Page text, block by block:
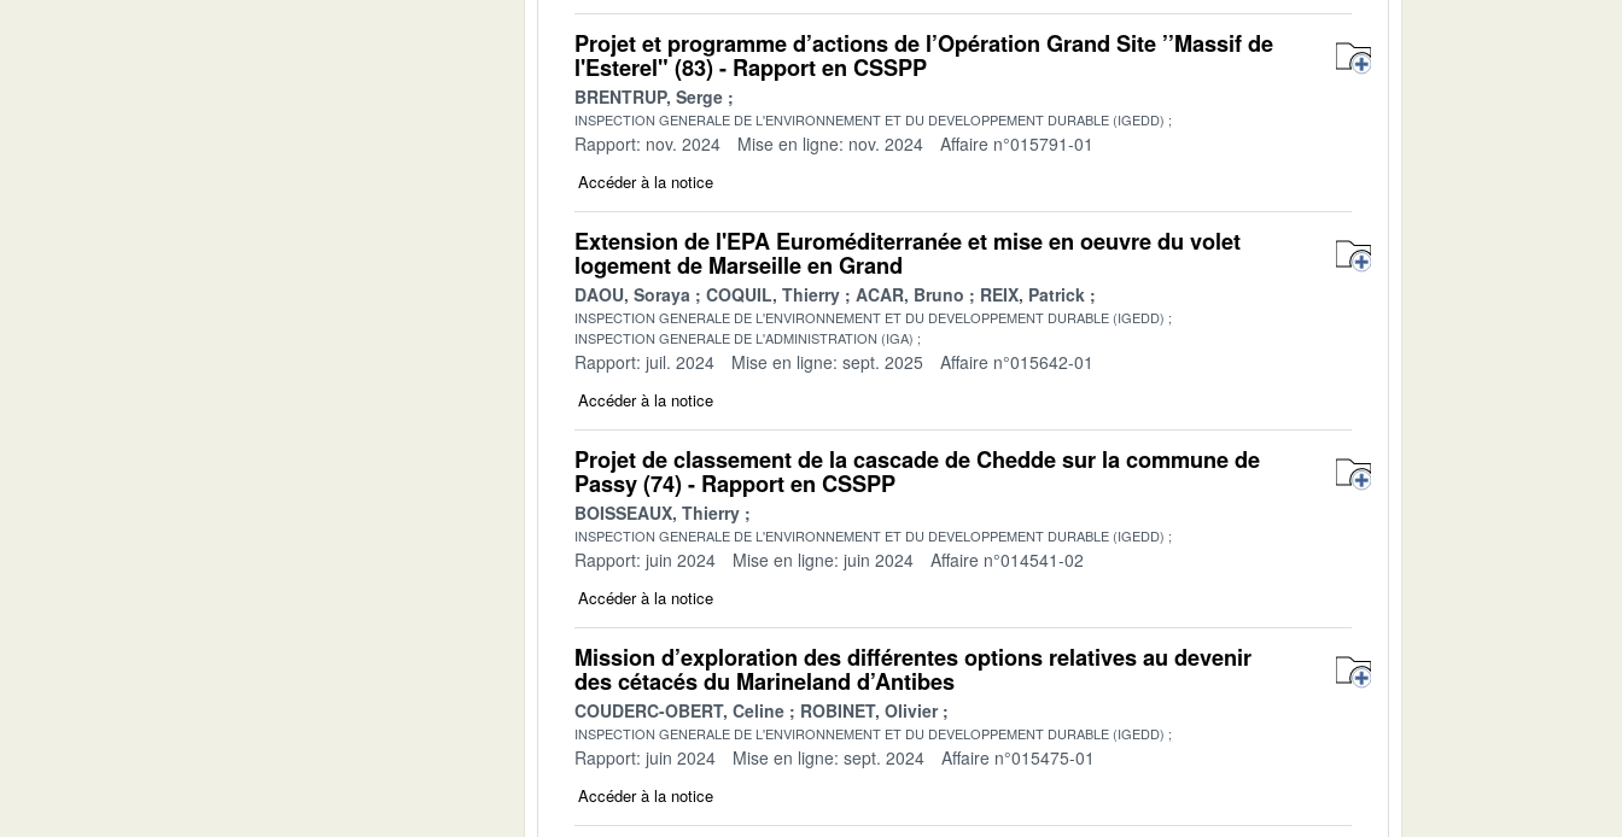
Projet et programme d’actions de l’Opération Grand Site ’’Massif de
l'Esterel" (83) - Rapport en CSSPP
BRENTRUP, Serge
INSPECTION GENERALE DE L'ENVIRONNEMENT ET DU DEVELOPPEMENT DURABLE (IGEDD)
Rapport: nov. 2024 Mise en ligne: nov. 2024 Affaire n°015791-01
Accéder à la notice
Extension de l'EPA Euroméditerranée et mise en oeuvre du volet
logement de Marseille en Grand
DAOU, Soraya COQUIL, Thierry ACAR, Bruno REIX, Patrick
INSPECTION GENERALE DE L'ENVIRONNEMENT ET DU DEVELOPPEMENT DURABLE (IGEDD)
INSPECTION GENERALE DE L'ADMINISTRATION (IGA)
Rapport: juil. 2024 Mise en ligne: sept. 2025 Affaire n°015642-01
Accéder à la notice
Projet de classement de la cascade de Chedde sur la commune de
Passy (74) - Rapport en CSSPP
BOISSEAUX, Thierry
INSPECTION GENERALE DE L'ENVIRONNEMENT ET DU DEVELOPPEMENT DURABLE (IGEDD)
Rapport: juin 2024 Mise en ligne: juin 2024 Affaire n°014541-02
Accéder à la notice
Mission d’exploration des différentes options relatives au devenir
des cétacés du Marineland d’Antibes
COUDERC-OBERT, Celine ROBINET, Olivier
INSPECTION GENERALE DE L'ENVIRONNEMENT ET DU DEVELOPPEMENT DURABLE (IGEDD)
Rapport: juin 2024 Mise en ligne: sept. 2024 Affaire n°015475-01
Accéder à la notice